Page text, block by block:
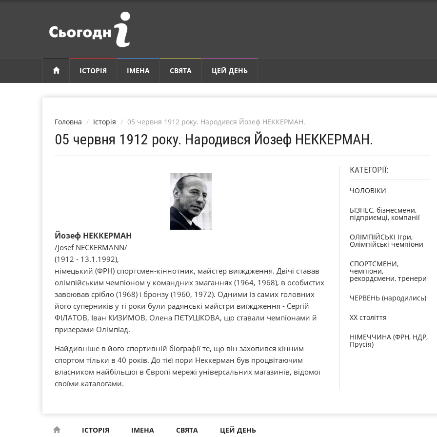
ІСТОРІЯ ІМЕНА СВЯТА ЦЕЙ ДЕНЬ
Головна Історія 05 червня 1912 року. Народився Йозеф НЕККЕРМАН.
05 червня 1912 року. Народився Йозеф НЕККЕРМАН.
Йозеф НЕККЕРМАН
/Josef NECKERMANN/
(1912 - 13.1.1992),
німецький (ФРН) спортсмен-кіннотник, майстер виїждження. Двічі ставав
олімпійським чемпіоном у командних змаганнях (1964, 1968), в особистих
завоював срібло (1968) і бронзу (1960, 1972). Одними із самих головних
його суперників у ті роки були радянські майстри виїждження - Сергій
ФІЛАТОВ, Іван КИЗИМОВ, Олена ПЄТУШКОВА, що ставали чемпіонами й
призерами Олімпіад.
Найдивніше в його спортивній біографії те, що він захопився кінним
спортом тільки в 40 років. До тієї пори Неккерман був процвітаючим
власником найбільшої в Європі мережі універсальних магазинів, відомої
своїми каталогами.
КАТЕГОРІЇ:
ЧОЛОВІКИ
БІЗНЕС, бізнесмени,
підприємці, компанії
ОЛІМПІЙСЬКІ Ігри,
Олімпійські чемпіони
СПОРТСМЕНИ,
чемпіони,
рекордсмени, тренери
ЧЕРВЕНЬ (народились)
XX століття
НІМЕЧЧИНА (ФРН, НДР,
Прусія)
ІСТОРІЯ ІМЕНА СВЯТА ЦЕЙ ДЕНЬ